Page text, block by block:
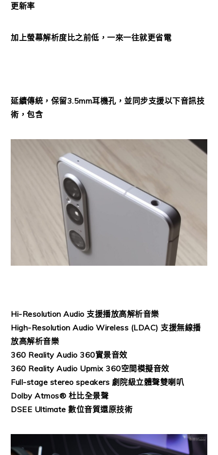
更新率
加上螢幕解析度比之前低，一來一往就更省電
延續傳統，保留3.5mm耳機孔，並同步支援以下音訊技
術，包含
Hi-Resolution Audio 支援播放高解析音樂
High-Resolution Audio Wireless (LDAC) 支援無線播
放高解析音樂
360 Reality Audio 360實景音效
360 Reality Audio Upmix 360空間模擬音效
Full-stage stereo speakers 劇院級立體聲雙喇叭
Dolby Atmos® 杜比全景聲
DSEE Ultimate 數位音質還原技術